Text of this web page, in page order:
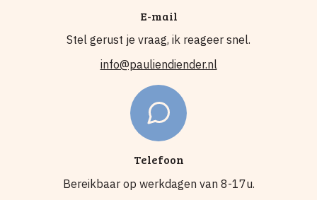
E-mail
Stel gerust je vraag, ik reageer snel.
info@pauliendiender.nl
Telefoon
Bereikbaar op werkdagen van 8-17u.